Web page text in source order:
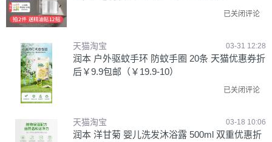
已关闭评论
天猫淘宝 03-31 12:28
润本 户外驱蚊手环 防蚊手圈 20条 天猫优惠券折
后￥9.9包邮（￥19.9-10）
已关闭评论
天猫淘宝 03-18 10:06
润本 洋甘菊 婴儿洗发沐浴露 500ml 双重优惠折